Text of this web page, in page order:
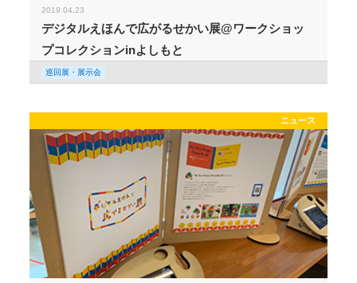
2019.04.23
デジタルえほんで広がるせかい展@ワークショッ
プコレクションinよしもと
巡回展・展示会
ニュース